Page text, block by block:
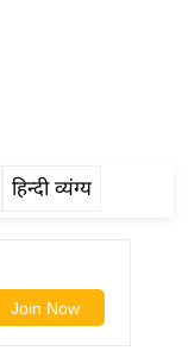
हिन्दी व्यंग्य